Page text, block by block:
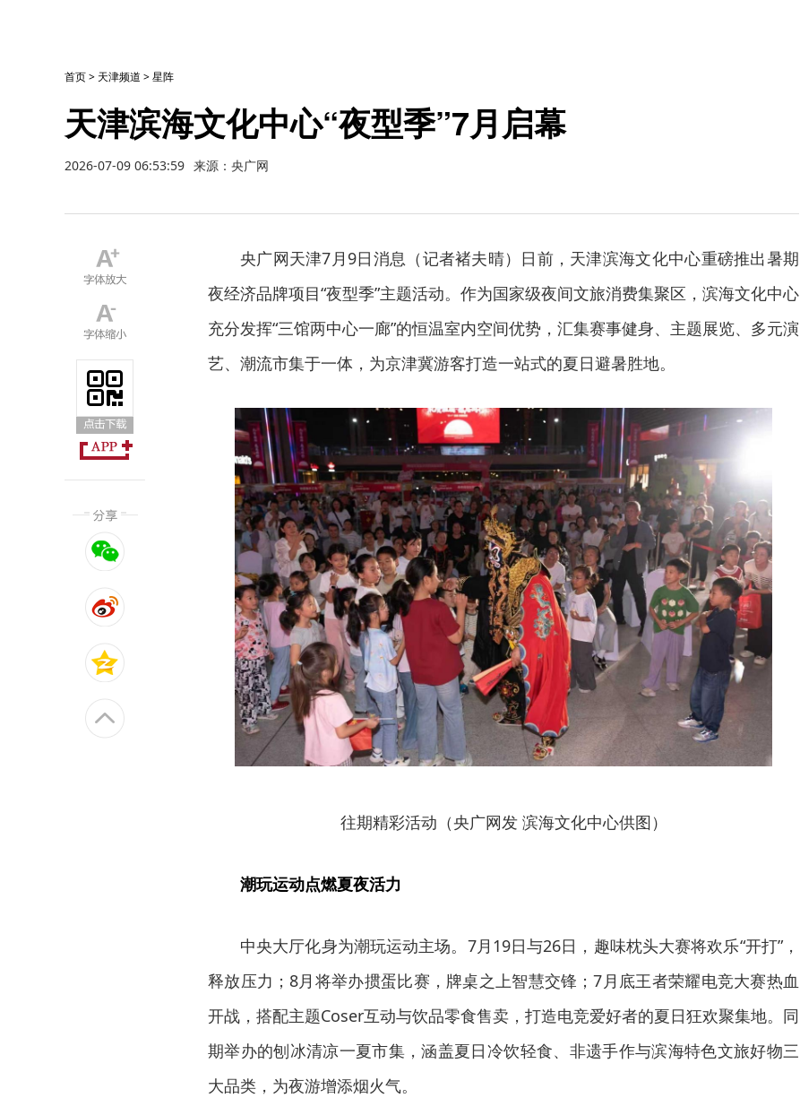
首页> 天津频道 >星阵
天津滨海文化中心“夜型季”7月启幕
2026-07-09 06:53:59 来源：央广网
央广网天津7月9日消息（记者褚夫晴）日前，天津滨海文化中心重磅推出暑期
夜经济品牌项目“夜型季”主题活动。作为国家级夜间文旅消费集聚区，滨海文化中心
充分发挥“三馆两中心一廊”的恒温室内空间优势，汇集赛事健身、主题展览、多元演
艺、潮流市集于一体，为京津冀游客打造一站式的夏日避暑胜地。
往期精彩活动（央广网发 滨海文化中心供图）
潮玩运动点燃夏夜活力
中央大厅化身为潮玩运动主场。7月19日与26日，趣味枕头大赛将欢乐“开打”，
释放压力；8月将举办掼蛋比赛，牌桌之上智慧交锋；7月底王者荣耀电竞大赛热血
开战，搭配主题Coser互动与饮品零食售卖，打造电竞爱好者的夏日狂欢聚集地。同
期举办的刨冰清凉一夏市集，涵盖夏日冷饮轻食、非遗手作与滨海特色文旅好物三
大品类，为夜游增添烟火气。